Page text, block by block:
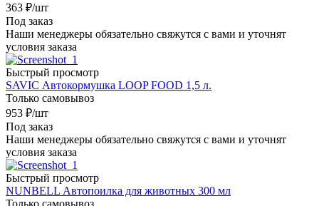
363 ₽/шт
Под заказ
Наши менеджеры обязательно свяжутся с вами и уточнят
условия заказа
Быстрый просмотр
SAVIC Автокормушка LOOP FOOD 1,5 л.
Только самовывоз
953 ₽/шт
Под заказ
Наши менеджеры обязательно свяжутся с вами и уточнят
условия заказа
Быстрый просмотр
NUNBELL Автопоилка для животных 300 мл
Только самовывоз